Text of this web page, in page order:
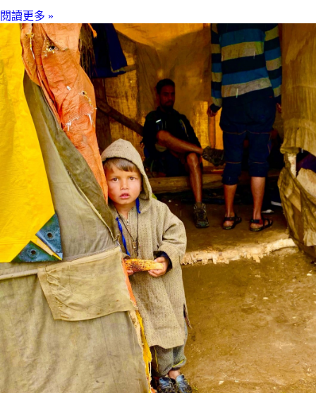
閱讀更多 »